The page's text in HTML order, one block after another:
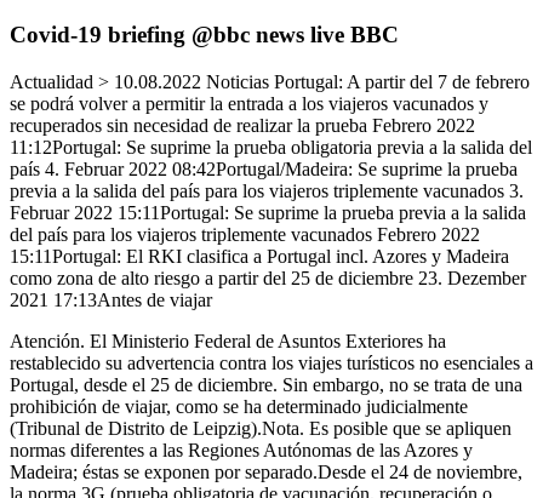
Covid-19 briefing @bbc news live BBC
Actualidad > 10.08.2022 Noticias Portugal: A partir del 7 de febrero
se podrá volver a permitir la entrada a los viajeros vacunados y
recuperados sin necesidad de realizar la prueba Febrero 2022
11:12Portugal: Se suprime la prueba obligatoria previa a la salida del
país 4. Februar 2022 08:42Portugal/Madeira: Se suprime la prueba
previa a la salida del país para los viajeros triplemente vacunados 3.
Februar 2022 15:11Portugal: Se suprime la prueba previa a la salida
del país para los viajeros triplemente vacunados Febrero 2022
15:11Portugal: El RKI clasifica a Portugal incl. Azores y Madeira
como zona de alto riesgo a partir del 25 de diciembre 23. Dezember
2021 17:13Antes de viajar
Atención. El Ministerio Federal de Asuntos Exteriores ha
restablecido su advertencia contra los viajes turísticos no esenciales a
Portugal, desde el 25 de diciembre. Sin embargo, no se trata de una
prohibición de viajar, como se ha determinado judicialmente
(Tribunal de Distrito de Leipzig). Nota. Es posible que se apliquen
normas diferentes a las Regiones Autónomas de las Azores y
Madeira; éstas se exponen por separado.Desde el 24 de noviembre,
la norma 3G (prueba obligatoria de vacunación, recuperación o